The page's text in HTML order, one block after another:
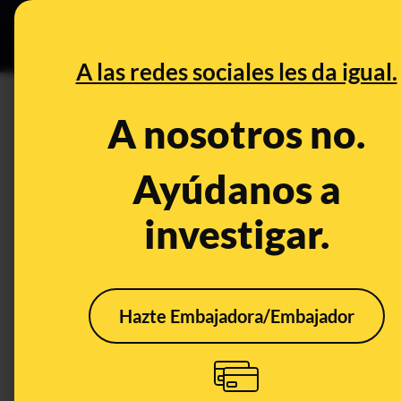
A las redes sociales les da igual.
A nosotros no.
Ayúdanos a
investigar.
Hazte Embajadora/Embajador
Ministerio de Interiorr
CONTEXTO
Qué sabemos sobre las
personas identificadas